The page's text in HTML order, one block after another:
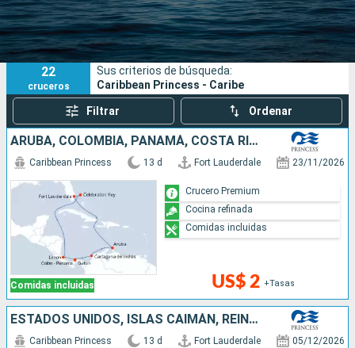
Fecha de salida
Puertos Compañías
Buscar
22
cruceros
Sus criterios de búsqueda:
Caribbean Princess - Caribe
Filtrar Ordenar
ARUBA, COLOMBIA, PANAMÁ, COSTA RICA, BAHAMAS, ESTADOS UNIDOS
Comidas incluidas
Caribbean Princess 13 d Fort Lauderdale 23/11/2026
US$ 2 +Tasas
Crucero Premium
Cocina refinada
Comidas incluidas
ESTADOS UNIDOS, ISLAS CAIMÁN, REINO UNIDO, COLOMBIA, PANAMÁ, COSTA RICA, BAHAMAS
Caribbean Princess 13 d Fort Lauderdale 05/12/2026